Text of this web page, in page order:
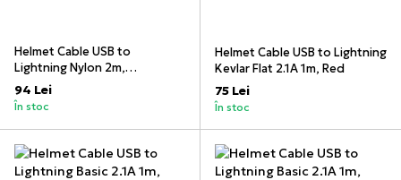
Helmet Cable USB to
Lightning Nylon 2m,
White/Black
94 Lei
În stoc
Helmet Cable USB to Lightning
Kevlar Flat 2.1A 1m, Red
75 Lei
În stoc